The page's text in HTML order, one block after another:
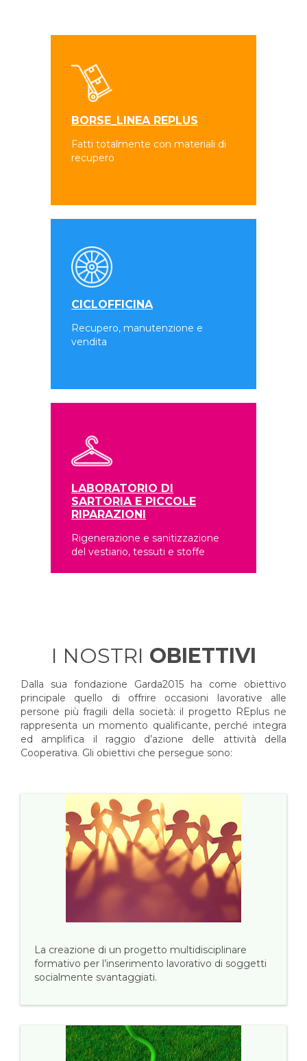
BORSE_LINEA REPLUS
Fatti totalmente con materiali di
recupero
CICLOFFICINA
Recupero, manutenzione e
vendita
LABORATORIO DI
SARTORIA E PICCOLE
RIPARAZIONI
Rigenerazione e sanitizzazione
del vestiario, tessuti e stoffe
I NOSTRI OBIETTIVI
Dalla sua fondazione Garda2015 ha come obiettivo
principale quello di offrire occasioni lavorative alle
persone più fragili della società: il progetto REplus ne
rappresenta un momento qualificante, perché integra
ed amplifica il raggio d’azione delle attività della
Cooperativa. Gli obiettivi che persegue sono:
La creazione di un progetto multidisciplinare
formativo per l’inserimento lavorativo di soggetti
socialmente svantaggiati.